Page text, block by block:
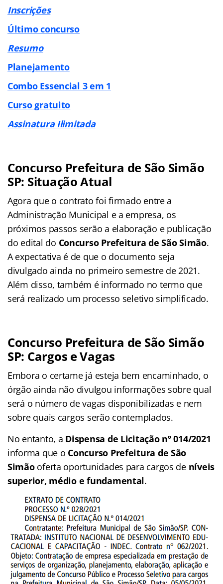
Inscrições
Último concurso
Resumo
Planejamento
Combo Essencial 3 em 1
Curso gratuito
Assinatura Ilimitada
Concurso Prefeitura de São Simão
SP: Situação Atual
Agora que o contrato foi firmado entre a
Administração Municipal e a empresa, os
próximos passos serão a elaboração e publicação
do edital do Concurso Prefeitura de São Simão.
A expectativa é de que o documento seja
divulgado ainda no primeiro semestre de 2021.
Além disso, também é informado no termo que
será realizado um processo seletivo simplificado.
Concurso Prefeitura de São Simão
SP: Cargos e Vagas
Embora o certame já esteja bem encaminhado, o
órgão ainda não divulgou informações sobre qual
será o número de vagas disponibilizadas e nem
sobre quais cargos serão contemplados.
No entanto, a Dispensa de Licitação nº 014/2021
informa que o Concurso Prefeitura de São
Simãooferta oportunidades para cargos de níveis
superior, médio e fundamental.